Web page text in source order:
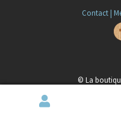
Contact |
© La